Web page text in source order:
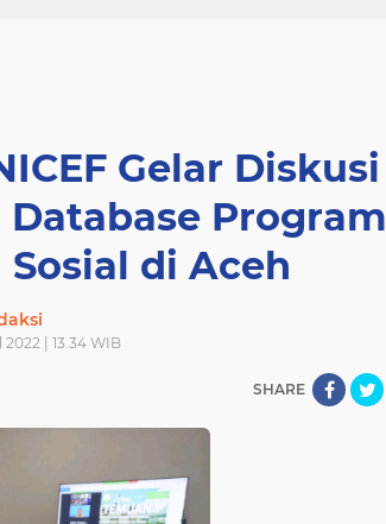
Gelar Diskusi
Program
di Aceh
2022 | 13.34 WIB
SHARE